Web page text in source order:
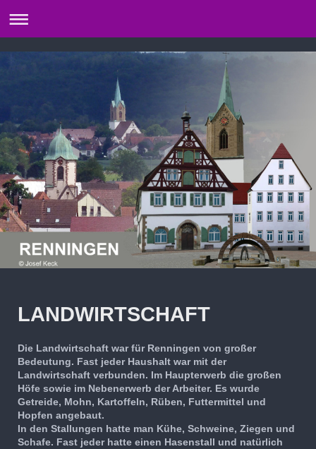
LANDWIRTSCHAFT
Die Landwirtschaft war für Renningen von großer
Bedeutung. Fast jeder Haushalt war mit der
Landwirtschaft verbunden. Im Haupterwerb die großen
Höfe sowie im Nebenerwerb der Arbeiter. Es wurde
Getreide, Mohn, Kartoffeln, Rüben, Futtermittel und
Hopfen angebaut.
In den Stallungen hatte man Kühe, Schweine, Ziegen und
Schafe. Fast jeder hatte einen Hasenstall und natürlich